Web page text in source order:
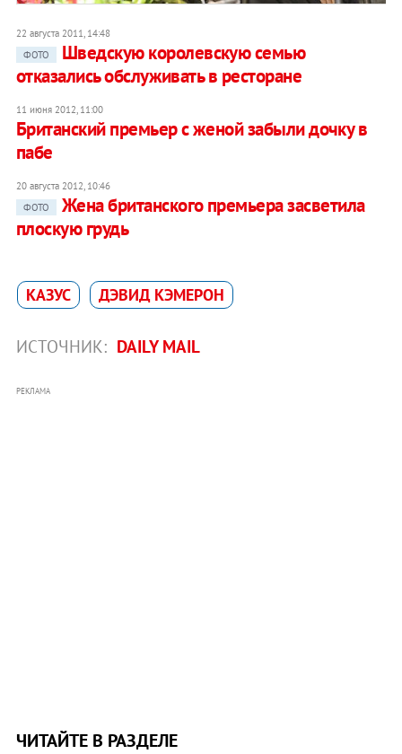
22 августа 2011, 14:48
ФОТО
Шведскую королевскую семью
отказались обслуживать в ресторане
11 июня 2012, 11:00
Британский премьер с женой забыли дочку в
пабе
20 августа 2012, 10:46
ФОТО
Жена британского премьера засветила
плоскую грудь
КАЗУС ДЭВИД КЭМЕРОН
ИСТОЧНИК: DAILY MAIL
РЕКЛАМА
ЧИТАЙТЕ В РАЗДЕЛЕ